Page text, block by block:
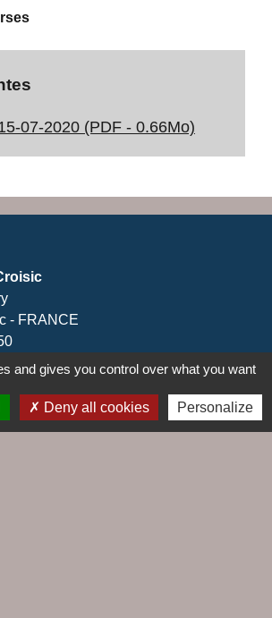
07-2020 (PDF - 0.66Mo)
- FRANCE
and gives you control over what you want
Deny all cookies Personalize